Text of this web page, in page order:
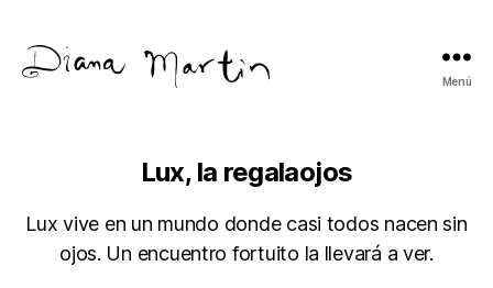
Menú
Lux, la regalaojos
Lux vive en un mundo donde casi todos nacen sin
ojos. Un encuentro fortuito la llevará a ver.